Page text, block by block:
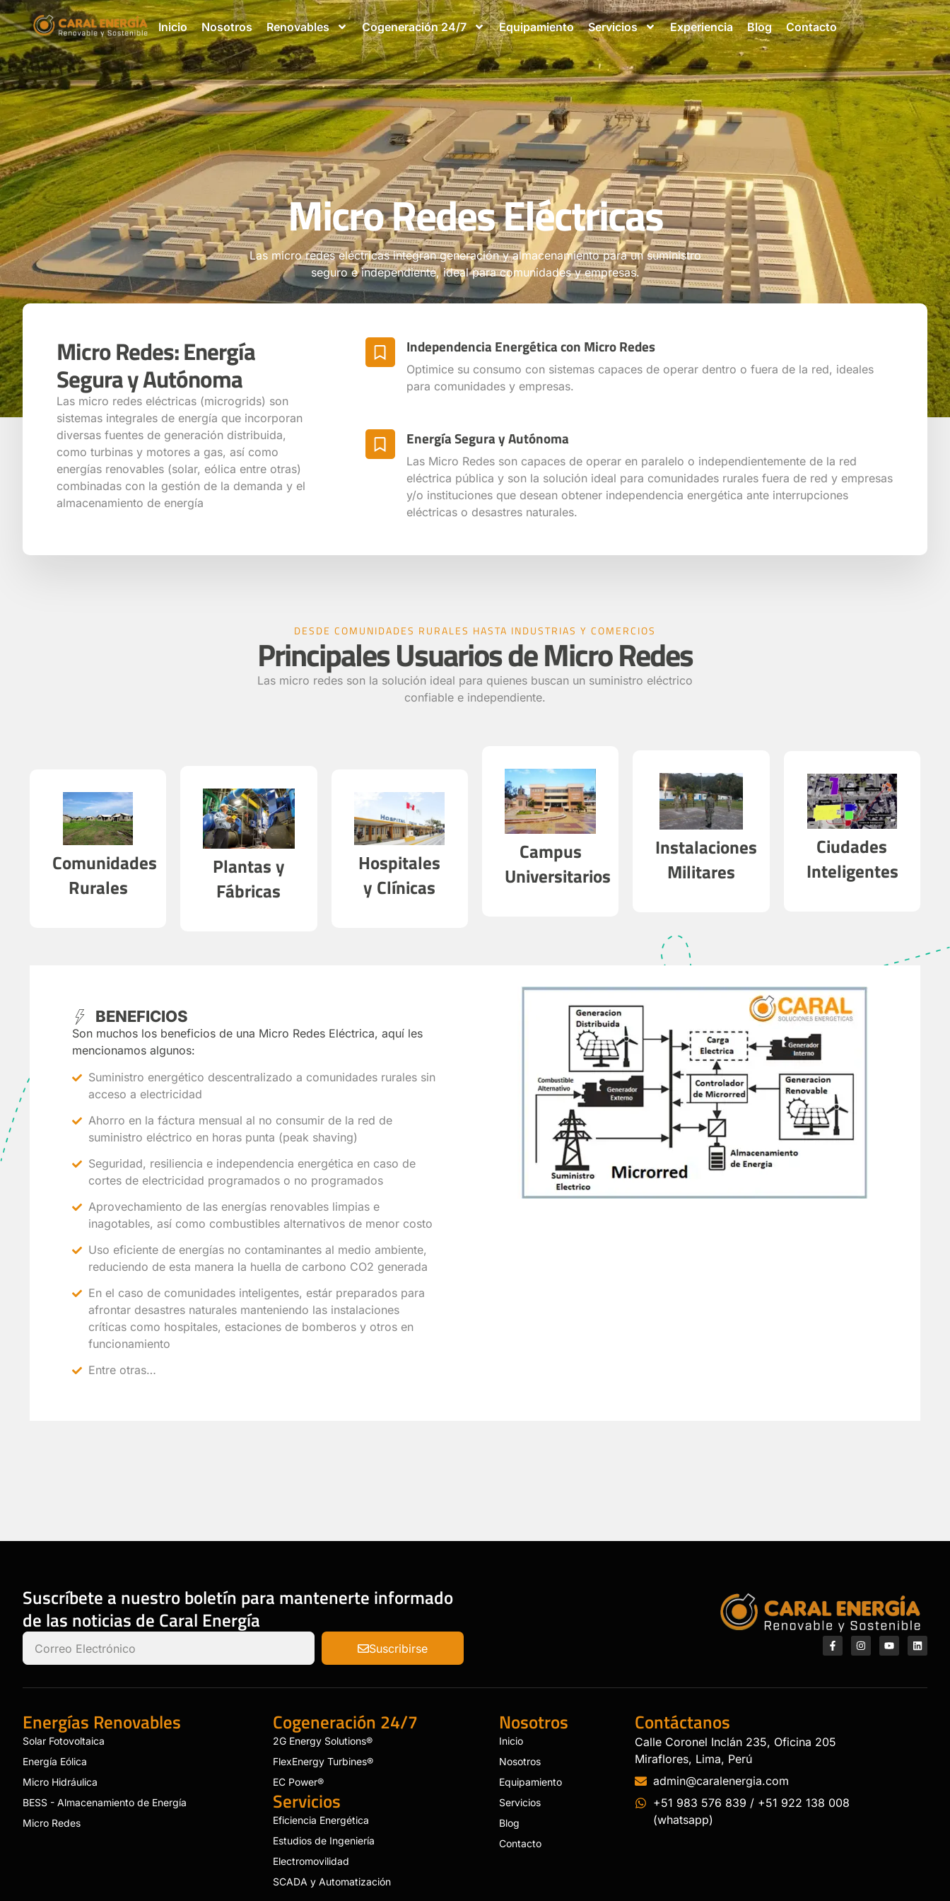
Inicio Nosotros Renovables Cogeneración 24/7 Equipamiento Servicios Experiencia Blog Contacto
Micro Redes Eléctricas
Las micro redes eléctricas integran generación y almacenamiento para un suministro
seguro e independiente, ideal para comunidades y empresas.
Micro Redes: Energía
Segura y Autónoma
Las micro redes eléctricas (microgrids) son
sistemas integrales de energía que incorporan
diversas fuentes de generación distribuida,
como turbinas y motores a gas, así como
energías renovables (solar, eólica entre otras)
combinadas con la gestión de la demanda y el
almacenamiento de energía
Independencia Energética con Micro Redes
Optimice su consumo con sistemas capaces de operar dentro o fuera de la red, ideales
para comunidades y empresas.
Energía Segura y Autónoma
Las Micro Redes son capaces de operar en paralelo o independientemente de la red
eléctrica pública y son la solución ideal para comunidades rurales fuera de red y empresas
y/o instituciones que desean obtener independencia energética ante interrupciones
eléctricas o desastres naturales.
DESDE COMUNIDADES RURALES HASTA INDUSTRIAS Y COMERCIOS
Principales Usuarios de Micro Redes
Las micro redes son la solución ideal para quienes buscan un suministro eléctrico
confiable e independiente.
Comunidades
Rurales
Plantas y
Fábricas
Hospitales
y Clínicas
Campus
Universitarios
Instalaciones
Militares
Ciudades
Inteligentes
BENEFICIOS
Son muchos los beneficios de una Micro Redes Eléctrica, aquí les
mencionamos algunos:
Suministro energético descentralizado a comunidades rurales sin
acceso a electricidad
Ahorro en la fáctura mensual al no consumir de la red de
suministro eléctrico en horas punta (peak shaving)
Seguridad, resiliencia e independencia energética en caso de
cortes de electricidad programados o no programados
Aprovechamiento de las energías renovables limpias e
inagotables, así como combustibles alternativos de menor costo
Uso eficiente de energías no contaminantes al medio ambiente,
reduciendo de esta manera la huella de carbono CO2 generada
En el caso de comunidades inteligentes, estár preparados para
afrontar desastres naturales manteniendo las instalaciones
críticas como hospitales, estaciones de bomberos y otros en
funcionamiento
Entre otras…
Suscríbete a nuestro boletín para mantenerte informado
de las noticias de Caral Energía
Suscribirse
Energías Renovables
Solar Fotovoltaica
Energía Eólica
Micro Hidráulica
BESS - Almacenamiento de Energía
Micro Redes
Cogeneración 24/7
2G Energy Solutions®
FlexEnergy Turbines®
EC Power®
Servicios
Eficiencia Energética
Estudios de Ingeniería
Electromovilidad
SCADA y Automatización
Nosotros
Inicio
Nosotros
Equipamiento
Servicios
Blog
Contacto
Contáctanos
Calle Coronel Inclán 235, Oficina 205
Miraflores, Lima, Perú
admin@caralenergia.com
+51 983 576 839 / +51 922 138 008
(whatsapp)